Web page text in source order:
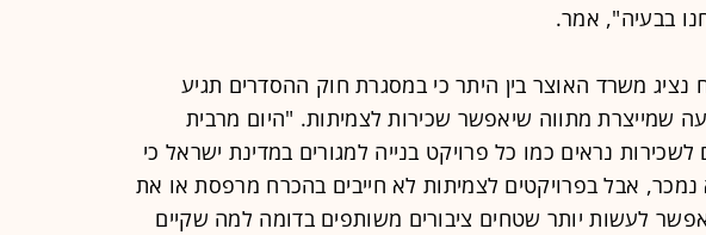
בבעיה", אמר.
נציג משרד האוצר בין היתר כי במסגרת חוק ההסדרים תגיע
שמייצרת מתווה שיאפשר שכירות לצמיתות. "היום מרבית
נראים כמו כל פרויקט בנייה למגורים במדינת ישראל כי
הוא נמכר, אבל בפרויקטים לצמיתות לא חייבים בהכרח מרפסת או את
ואפשר לעשות יותר שטחים ציבורים משותפים בדומה למה שקיים